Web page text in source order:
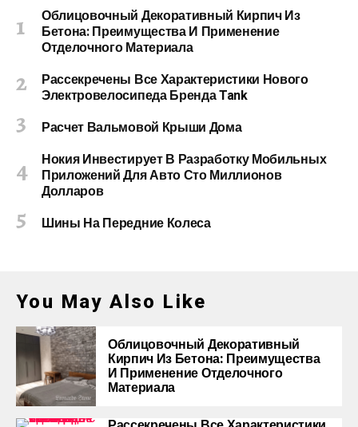
Облицовочный Декоративный Кирпич Из
Бетона: Преимущества И Применение
Отделочного Материала
Рассекречены Все Характеристики Нового
Электровелосипеда Бренда Tank
Расчет Вальмовой Крыши Дома
Нокия Инвестирует В Разработку Мобильных
Приложений Для Авто Сто Миллионов
Долларов
Шины На Передние Колеса
You May Also Like
Облицовочный Декоративный
Кирпич Из Бетона: Преимущества
И Применение Отделочного
Материала